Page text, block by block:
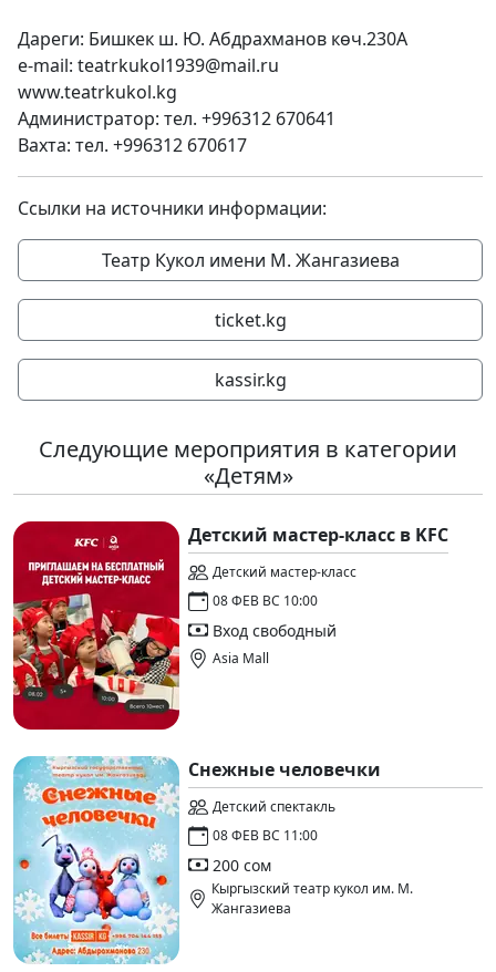
Дареги: Бишкек ш. Ю. Абдрахманов көч.230А
e-mail: teatrkukol1939@mail.ru
www.teatrkukol.kg
Администратор: тел. +996312 670641
Вахта: тел. +996312 670617
Ссылки на источники информации:
Театр Кукол имени М. Жангазиева
ticket.kg
kassir.kg
Следующие мероприятия в категории
«Детям»
Детский мастер-класс в KFC
Детский мастер-класс
08 ФЕВ ВС 10:00
Вход свободный
Asia Mall
Снежные человечки
Детский спектакль
08 ФЕВ ВС 11:00
200 сом
Кыргызский театр кукол им. М.
Жангазиева